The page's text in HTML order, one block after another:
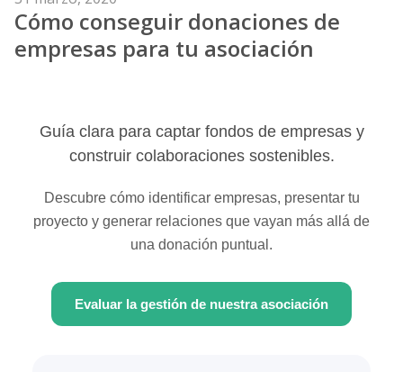
el
Cómo conseguir donaciones de
empresas para tu asociación
Guía clara para captar fondos de empresas y
construir colaboraciones sostenibles.
Descubre cómo identificar empresas, presentar tu
proyecto y generar relaciones que vayan más allá de
una donación puntual.
Evaluar la gestión de nuestra asociación